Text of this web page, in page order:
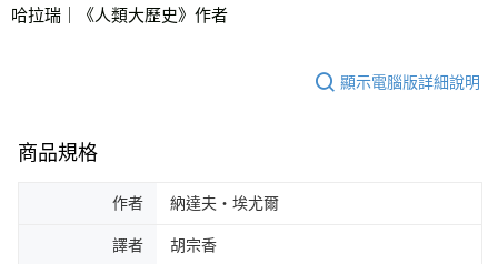
哈拉瑞｜《人類大歷史》作者
顯示電腦版詳細說明
商品規格
作者 納達夫‧埃尤爾
譯者 胡宗香